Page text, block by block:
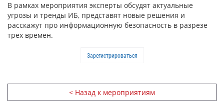
В рамках мероприятия эксперты обсудят актуальные
угрозы и тренды ИБ, представят новые решения и
расскажут про информационную безопасность в разрезе
трех времен.
Зарегистрироваться
< Назад к мероприятиям